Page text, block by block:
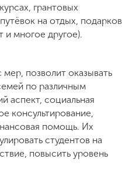
грантовых
на отдых, подарков
и многое другое).
позволит оказывать
по различным
аспект, социальная
консультирование,
помощь. Их
студентов на
повысить уровень